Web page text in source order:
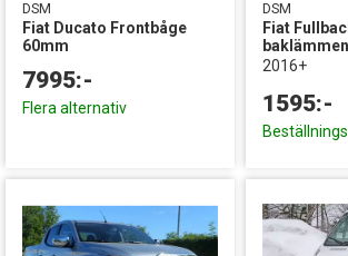
DSM
Fiat Ducato Frontbåge
60mm
7995:-
Flera alternativ
DSM
Fiat
baklämmen
2016+
1595:-